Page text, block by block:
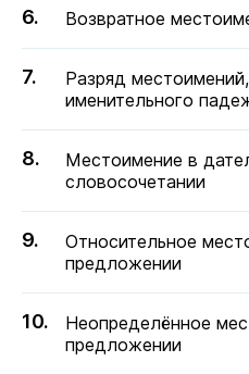
Возвратное
Разряд
именительного
Местоимение в
словосочетании
Относительное
предложении
Неопределённое
предложении